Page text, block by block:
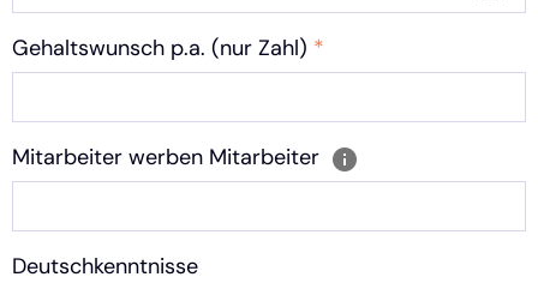
Gehaltswunsch p.a. (nur Zahl) *
Mitarbeiter werben Mitarbeiter
Deutschkenntnisse